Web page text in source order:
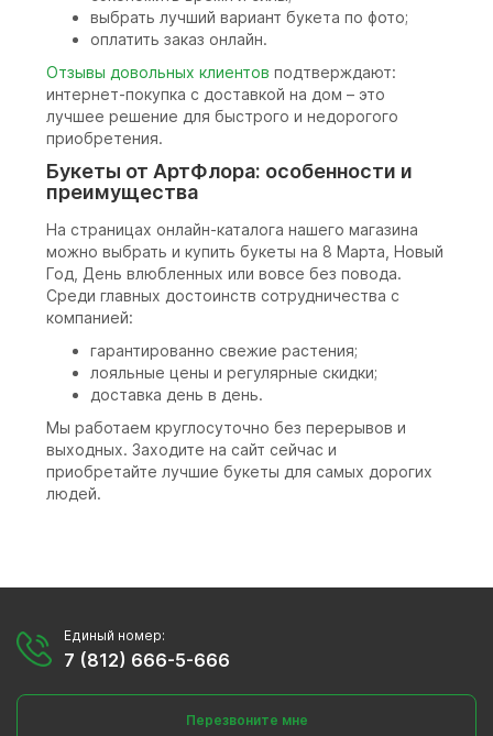
выбрать лучший вариант букета по фото;
оплатить заказ онлайн.
Отзывы довольных клиентов подтверждают:
интернет-покупка с доставкой на дом – это
лучшее решение для быстрого и недорогого
приобретения.
Букеты от АртФлора: особенности и
преимущества
На страницах онлайн-каталога нашего магазина
можно выбрать и купить букеты на 8 Марта, Новый
Год, День влюбленных или вовсе без повода.
Среди главных достоинств сотрудничества с
компанией:
гарантированно свежие растения;
лояльные цены и регулярные скидки;
доставка день в день.
Мы работаем круглосуточно без перерывов и
выходных. Заходите на сайт сейчас и
приобретайте лучшие букеты для самых дорогих
людей.
Единый номер:
7 (812) 666-5-666
Перезвоните мне